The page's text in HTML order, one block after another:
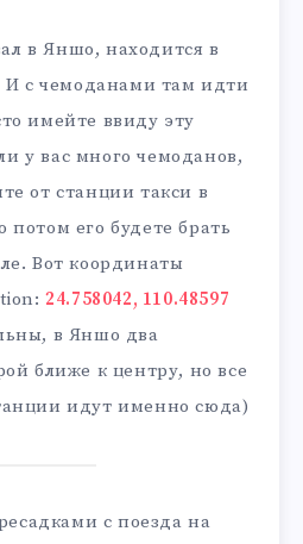
в Яншо, находится в
И с чемоданами там идти
имейте ввиду эту
у вас много чемоданов,
от станции такси в
его будете брать
Вот координаты
24.758042, 110.48597
в Яншо два
ближе к центру, но все
идут именно сюда)
с поезда на